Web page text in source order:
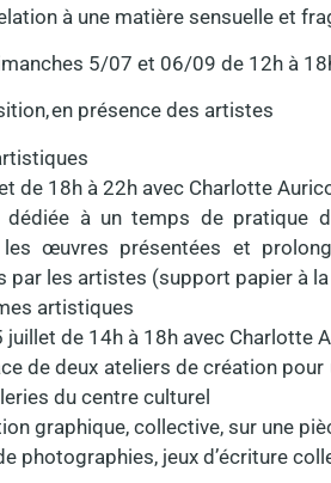
à une matière sensuelle et
5/07 et 06/09 de 12h à
en présence des artistes
de 18h à 22h avec Charlotte
dédiée à un temps de pratique
œuvres présentées et
par les artistes (support papier à
artistiques
juillet de 14h à 18h avec Charlotte
de deux ateliers de création
du centre culturel
graphique, collective, sur une
photographies, jeux d’écriture